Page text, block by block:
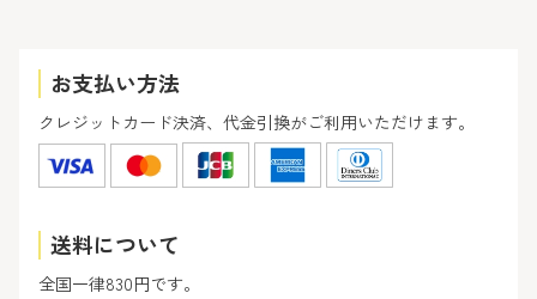
お支払い方法
クレジットカード決済、代金引換がご利用いただけます。
送料について
全国一律830円です。